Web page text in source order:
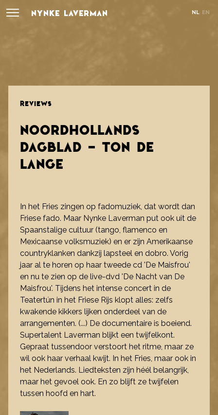
NYNKE LAVERMAN NL EN
REVIEWS
NOORDHOLLANDS
DAGBLAD - TON DE
LANGE
In het Fries zingen op fadomuziek, dat wordt dan
Friese fado. Maar Nynke Laverman put ook uit de
Spaanstalige cultuur (tango, flamenco en
Mexicaanse volksmuziek) en er zijn Amerikaanse
countryklanken dankzij lapsteel en dobro. Vorig
jaar al te horen op haar tweede cd 'De Maisfrou'
en nu te zien op de live-dvd 'De Nacht van De
Maisfrou'. Tijdens het intense concert in de
Teatertún in het Friese Rijs klopt alles: zelfs
kwakende kikkers lijken onderdeel van de
arrangementen. (...) De documentaire is boeiend.
Supertalent Laverman blijkt een twijfelkont.
Gepraat tussendoor verstoort het ritme, maar ze
wil ook haar verhaal kwijt. In het Fries, maar ook in
het Nederlands. Liedteksten zijn héél belangrijk,
maar het gevoel ook. En zo blijft ze twijfelen
tussen hoofd en hart.